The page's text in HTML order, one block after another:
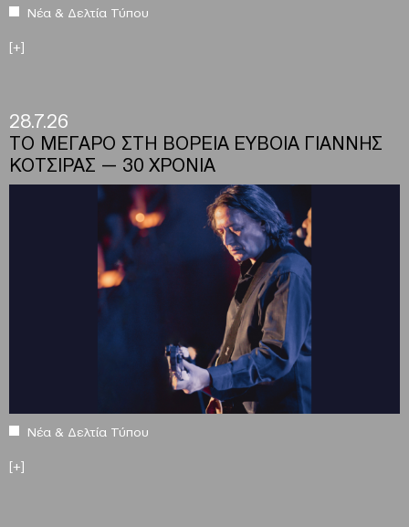
Νέα & Δελτία Τύπου
[+]
28.7.26
ΤΟ ΜΕΓΑΡΟ ΣΤΗ ΒΟΡΕΙΑ ΕΥΒΟΙΑ ΓΙΑΝΝΗΣ
ΚΟΤΣΙΡΑΣ — 30 ΧΡΟΝΙΑ
Νέα & Δελτία Τύπου
[+]